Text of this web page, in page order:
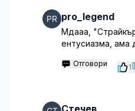
pro_legend
Мдааа,
ентусиазма, ама
Отговори 1
Стечев